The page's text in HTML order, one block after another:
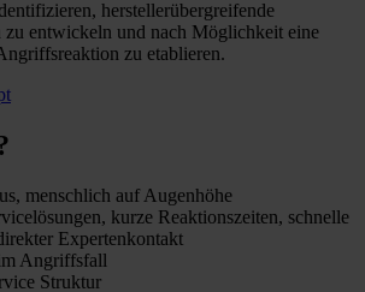
herstellerübergreifende
zu entwickeln und nach Möglichkeit eine
zu etablieren.
menschlich auf Augenhöhe
kurze Reaktionszeiten, schnelle
Expertenkontakt
Angriffsfall
Struktur